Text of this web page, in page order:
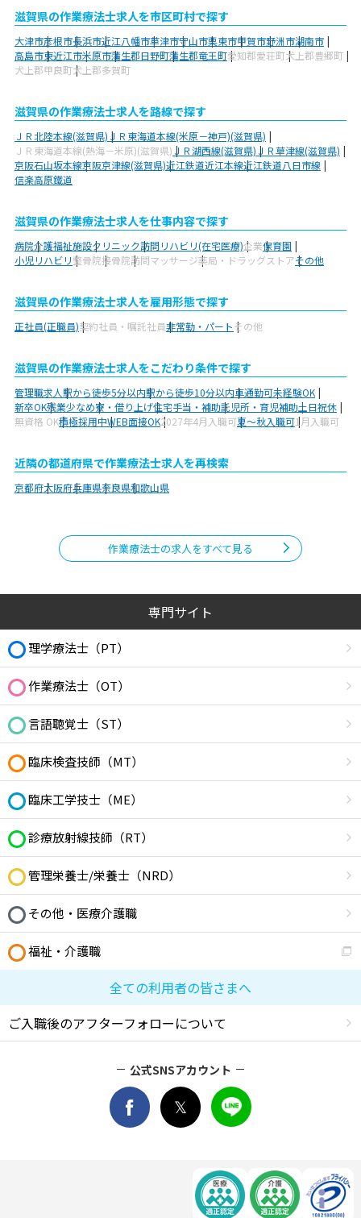
滋賀県の作業療法士求人を市区町村で探す
大津市彦根市長浜市近江八幡市草津市守山市栗東市甲賀市野洲市湖南市
高島市東近江市米原市蒲生郡日野町蒲生郡竜王町愛知郡愛荘町犬上郡豊郷町
犬上郡甲良町犬上郡多賀町
滋賀県の作業療法士求人を路線で探す
ＪＲ北陸本線(滋賀県)ＪＲ東海道本線(米原－神戸)(滋賀県)
ＪＲ東海道本線(熱海－米原)(滋賀県)ＪＲ湖西線(滋賀県)ＪＲ草津線(滋賀県)
京阪石山坂本線京阪京津線(滋賀県)近江鉄道近江本線近江鉄道八日市線
信楽高原鐵道
滋賀県の作業療法士求人を仕事内容で探す
病院介護福祉施設クリニック訪問リハビリ(在宅医療)企業保育園
小児リハビリ整骨院接骨院訪問マッサージ薬局・ドラッグストアその他
滋賀県の作業療法士求人を雇用形態で探す
正社員(正職員)契約社員・嘱託社員非常勤・パートその他
滋賀県の作業療法士求人をこだわり条件で探す
管理職求人駅から徒歩5分以内駅から徒歩10分以内車通勤可未経験OK
新卒OK残業少なめ寮・借り上げ住宅手当・補助託児所・育児補助土日祝休
無資格 OK積極採用中WEB面接OK2027年4月入職可夏～秋入職可1月入職可
近隣の都道府県で作業療法士求人を再検索
京都府大阪府兵庫県奈良県和歌山県
作業療法士の求人をすべて見る
専門サイト
理学療法士（PT）
作業療法士（OT）
言語聴覚士（ST）
臨床検査技師（MT）
臨床工学技士（ME）
診療放射線技師（RT）
管理栄養士/栄養士（NRD）
その他・医療介護職
福祉・介護職
全ての利用者の皆さまへ
ご入職後のアフターフォローについて
公式SNSアカウント